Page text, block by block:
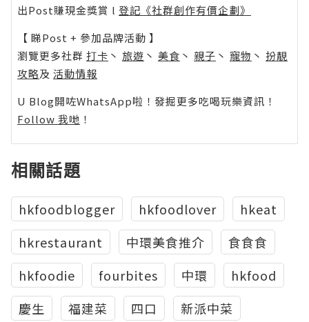
出Post賺現金獎賞 l 登記《社群創作有價企劃》
【 睇Post + 參加品牌活動 】
瀏覽更多社群 打卡 丶 旅遊 丶 美食 丶 親子 丶 寵物 丶 扮靚
攻略及 活動情報
U Blog開咗WhatsApp啦！發掘更多吃喝玩樂資訊！
Follow 我哋 ！
相關話題
hkfoodblogger hkfoodlover
hkeat
hkrestaurant
中環美食推介
食食食
hkfoodie
fourbites 中環
hkfood
慶生
福建菜 四口 新派中菜